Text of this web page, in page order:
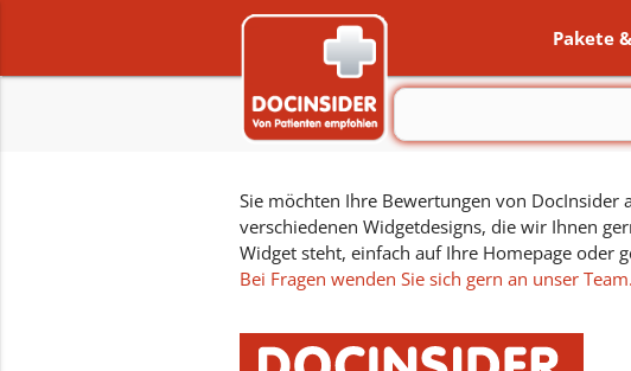
Pakete
Sie möchten Ihre Bewertungen von DocInsider
verschiedenen Widgetdesigns, die wir Ihnen
Widget steht, einfach auf Ihre Homepage oder
Bei Fragen wenden Sie sich gern an unser Team.